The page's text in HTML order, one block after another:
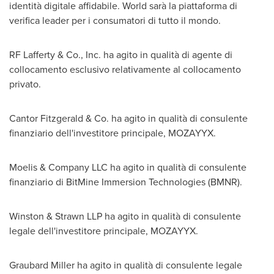
identità digitale affidabile. World sarà la piattaforma di
verifica leader per i consumatori di tutto il mondo.
RF Lafferty & Co., Inc. ha agito in qualità di agente di
collocamento esclusivo relativamente al collocamento
privato.
Cantor Fitzgerald & Co. ha agito in qualità di consulente
finanziario dell'investitore principale, MOZAYYX.
Moelis & Company LLC ha agito in qualità di consulente
finanziario di BitMine Immersion Technologies (BMNR).
Winston & Strawn LLP ha agito in qualità di consulente
legale dell'investitore principale, MOZAYYX.
Graubard Miller ha agito in qualità di consulente legale